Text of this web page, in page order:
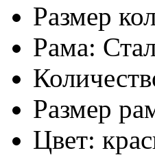
Размер
Рама:
Размер
Цвет: